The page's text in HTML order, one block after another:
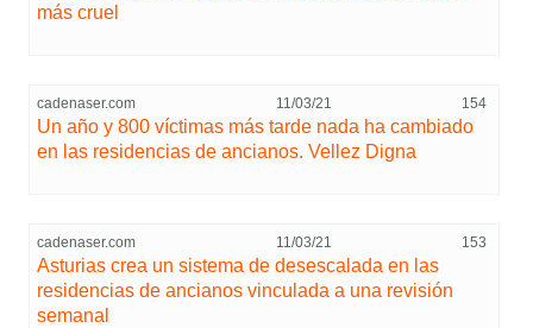
más cruel
cadenaser.com 11/03/21 154
Un año y 800 víctimas más tarde nada ha cambiado
en las residencias de ancianos. Vellez Digna
cadenaser.com 11/03/21 153
Asturias crea un sistema de desescalada en las
residencias de ancianos vinculada a una revisión
semanal